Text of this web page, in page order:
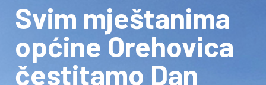
Svim mještanima
općine Orehovica
čestitamo Dan